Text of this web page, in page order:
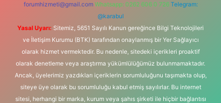
forumhizmeti@gmail.com Whatsapp: 0262 606 0 726 Telegram:
@karabul
Yasal Uyarı: Sitemiz, 5651 Sayılı Kanun gereğince Bilgi Teknolojileri
ve İletişim Kurumu (BTK) tarafından onaylanmış bir Yer Sağlayıcı
olarak hizmet vermektedir. Bu nedenle, sitedeki içerikleri proaktif
olarak denetleme veya araştırma yükümlülüğümüz bulunmamaktadır.
Ancak, üyelerimiz yazdıkları içeriklerin sorumluluğunu taşımakta olup,
siteye üye olarak bu sorumluluğu kabul etmiş sayılırlar. Bu internet
sitesi, herhangi bir marka, kurum veya şahıs şirketi ile hiçbir bağlantısı